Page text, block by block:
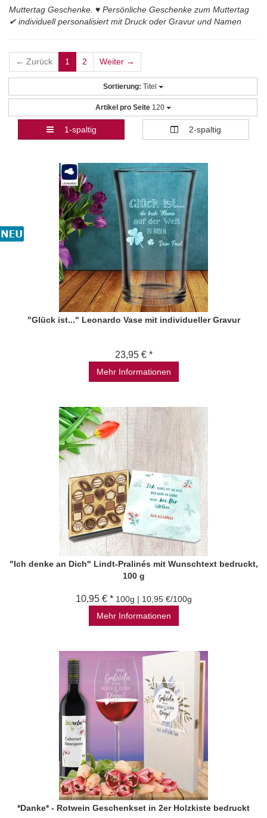
Muttertag Geschenke. ♥ Persönliche Geschenke zum Muttertag
✔ individuell personalisiert mit Druck oder Gravur und Namen
← Zurück 1 2 Weiter →
Sortierung: Titel
Artikel pro Seite 120
1-spaltig 2-spaltig
"Glück ist..." Leonardo Vase mit individueller Gravur
23,95 € *
Mehr Informationen
"Ich denke an Dich" Lindt-Pralinés mit Wunschtext bedruckt,
100 g
10,95 € * 100g | 10,95 €/100g
Mehr Informationen
*Danke* - Rotwein Geschenkset in 2er Holzkiste bedruckt